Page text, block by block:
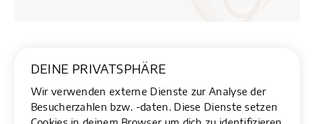
website by pixelrausch
DEINE PRIVATSPHÄRE
Wir verwenden externe Dienste zur Analyse der
Besucherzahlen bzw. -daten. Diese Dienste setzen